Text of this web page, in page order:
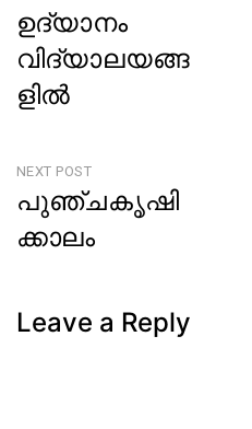
ഉദ്യാനം
വിദ്യാലയങ്ങ
ളിൽ
NEXT POST
പുഞ്ചകൃഷി
ക്കാലം
Leave a Reply